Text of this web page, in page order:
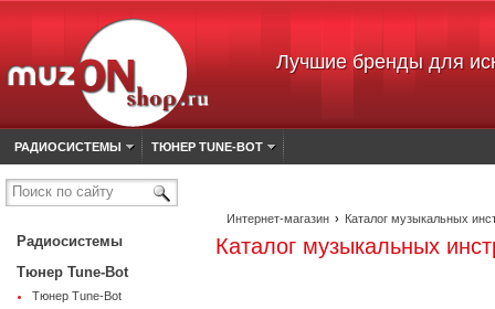
Лучшие бренды для
РАДИОСИСТЕМЫ ТЮНЕР TUNE-BOT
Поиск по сайту
Интернет-магазин › Каталог музыкальных
Радиосистемы
Тюнер Tune-Bot
Тюнер Tune-Bot
Каталог музыкальных